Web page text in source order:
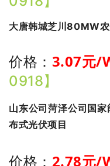
大唐韩城芝川80MW
价格： 3.07元/
0918】
山东公司菏泽公司国
布式光伏项目
价格： 2.78元/